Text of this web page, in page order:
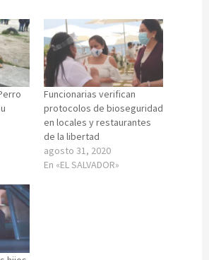
Funcionarias verifican
protocolos de bioseguridad
en locales y restaurantes
de la libertad
agosto 31, 2020
En «EL SALVADOR»